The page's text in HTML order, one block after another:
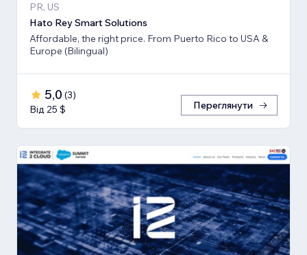
PR, US
Hato Rey Smart Solutions
Affordable, the right price. From Puerto Rico to USA &
Europe (Bilingual)
5,0 (3)
Від 25 $
Переглянути